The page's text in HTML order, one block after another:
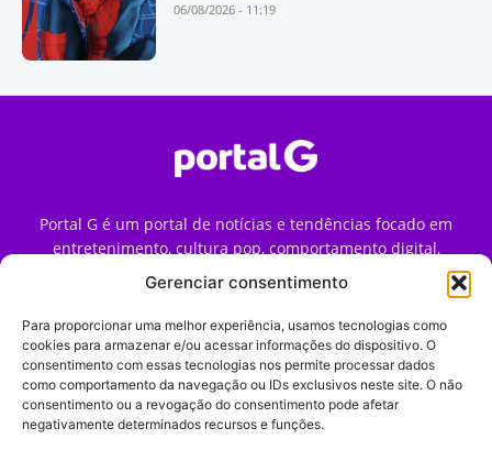
Gerenciar consentimento
Para proporcionar uma melhor experiência, usamos tecnologias como
cookies para armazenar e/ou acessar informações do dispositivo. O
consentimento com essas tecnologias nos permite processar dados
como comportamento da navegação ou IDs exclusivos neste site. O não
consentimento ou a revogação do consentimento pode afetar
negativamente determinados recursos e funções.
06/08/2026 - 11:19
Portal G é um portal de notícias e tendências focado em
entretenimento, cultura pop, comportamento digital,
streaming, games e iniciativas de marca que impactam a
forma como o público vive e consome internet no Brasil.
Contato:contato@portalg.com.br